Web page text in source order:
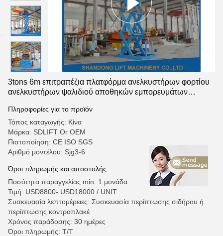
3tons 6m επιτραπέζια πλατφόρμα ανελκυστήρων φορτίου
ανελκυστήρων ψαλιδιού αποθηκών εμπορευμάτων
Πληροφορίες για το προϊόν
Τόπος καταγωγής: Κίνα
Μάρκα: SDLIFT Or OEM
Πιστοποίηση: CE ISO SGS
Αριθμό μοντέλου: Sjg3-6
Όροι πληρωμής και αποστολής
Ποσότητα παραγγελίας min: 1 μονάδα
Τιμή: USD8800- USD18000 / UNIT
Συσκευασία λεπτομέρειες: Συσκευασία περίπτωσης σιδήρου ή
περίπτωσης κοντραπλακέ
Χρόνος παράδοσης: 30 ημέρες
Όροι πληρωμής: T/T